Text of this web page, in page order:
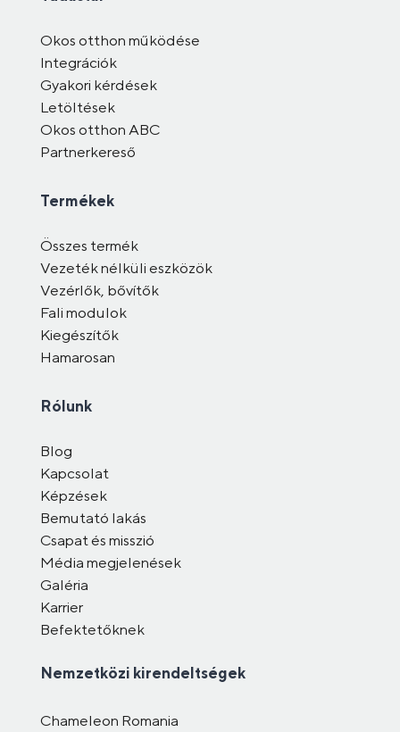
Okos otthon működése
Integrációk
Gyakori kérdések
Letöltések
Okos otthon ABC
Partnerkereső
Termékek
Összes termék
Vezeték nélküli eszközök
Vezérlők, bővítők
Fali modulok
Kiegészítők
Hamarosan
Rólunk
Blog
Kapcsolat
Képzések
Bemutató lakás
Csapat és misszió
Média megjelenések
Galéria
Karrier
Befektetőknek
Nemzetközi kirendeltségek
Chameleon Romania